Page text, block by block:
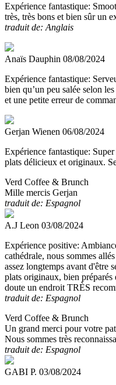
Expérience fantastique:
très, très bons et bien sûr un
traduit de: Anglais
Anaïs Dauphin 08/08/2024
Expérience fantastique:
bien qu’un peu salée selon
et une petite erreur de
Gerjan Wienen 06/08/2024
Expérience fantastique:
plats délicieux et originaux.
Verd Coffee & Brunch
Mille mercis Gerjan
traduit de: Espagnol
A.J Leon 03/08/2024
Expérience positive:
cathédrale, nous sommes
assez longtemps avant d'être
plats originaux, bien
doute un endroit TRÈS
traduit de: Espagnol
Verd Coffee & Brunch
Un grand merci pour votre
Nous sommes très
traduit de: Espagnol
GABI P. 03/08/2024